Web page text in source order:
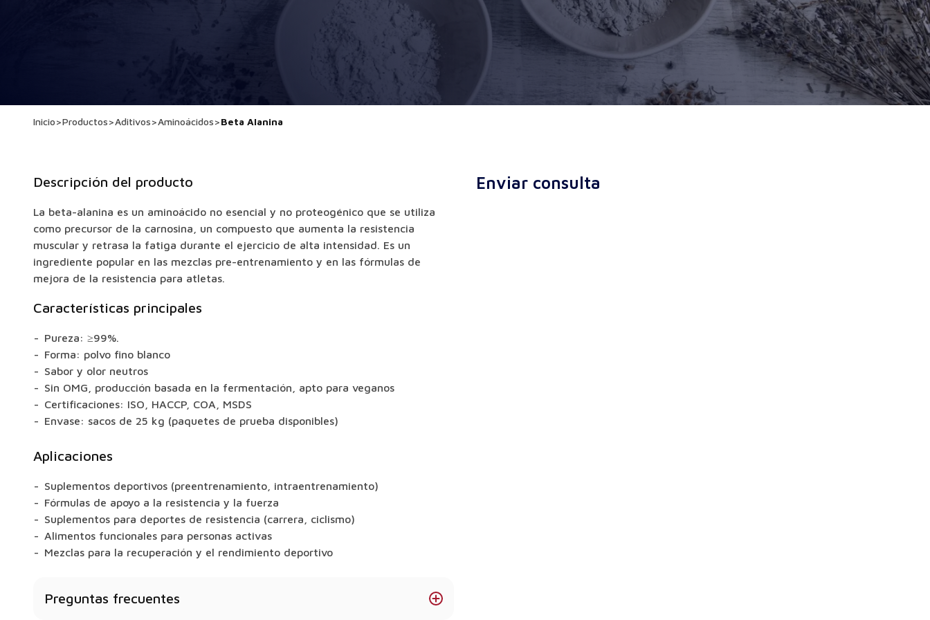
Inicio>Productos>Aditivos>Aminoácidos>Beta Alanina
Descripción del producto
La beta-alanina es un aminoácido no esencial y no proteogénico que se utiliza
como precursor de la carnosina, un compuesto que aumenta la resistencia
muscular y retrasa la fatiga durante el ejercicio de alta intensidad. Es un
ingrediente popular en las mezclas pre-entrenamiento y en las fórmulas de
mejora de la resistencia para atletas.
Características principales
Pureza: ≥99%.
Forma: polvo fino blanco
Sabor y olor neutros
Sin OMG, producción basada en la fermentación, apto para veganos
Certificaciones: ISO, HACCP, COA, MSDS
Envase: sacos de 25 kg (paquetes de prueba disponibles)
Aplicaciones
Suplementos deportivos (preentrenamiento, intraentrenamiento)
Fórmulas de apoyo a la resistencia y la fuerza
Suplementos para deportes de resistencia (carrera, ciclismo)
Alimentos funcionales para personas activas
Mezclas para la recuperación y el rendimiento deportivo
Preguntas frecuentes
Enviar consulta